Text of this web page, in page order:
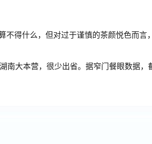
得什么，但对过于谨慎的茶颜悦色而言
南大本营，很少出省。据窄门餐眼数据